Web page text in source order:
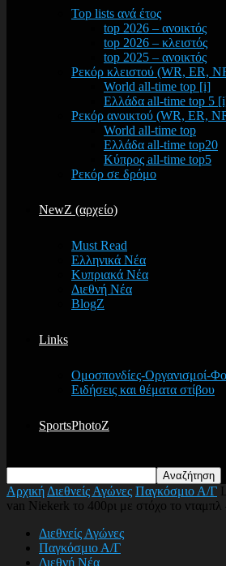
Top lists ανά έτος
top 2026 – ανοικτός
top 2026 – κλειστός
top 2025 – ανοικτός
Ρεκόρ κλειστού (WR, ER,
World all-time top [i]
Ελλάδα all-time top 5
Ρεκόρ ανοικτού (WR, ER,
World all-time top
Ελλάδα all-time top20
Κύπρος all-time top5
Ρεκόρ σε δρόμο
NewZ (αρχείο)
Must Read
Ελληνικά Νέα
Κυπριακά Νέα
Διεθνή Νέα
BlogZ
Links
Ομοσπονδίες-Οργανισμοί-
Ειδήσεις και θέματα στίβου
SportsPhotoZ
Αρχική Διεθνείς Αγώνες Παγκόσμιο Α/Γ
van Niekerk το 400ρι με στόχο το νταμπλ
Διεθνείς Αγώνες
Παγκόσμιο Α/Γ
Διεθνή Νέα